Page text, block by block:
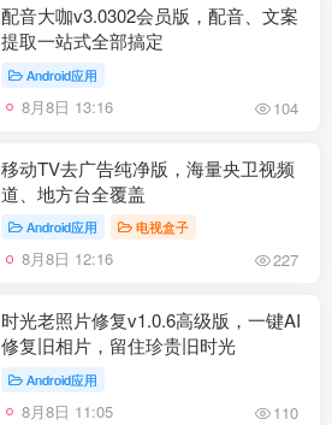
配音大咖v3.0302会员版，配音、文案
提取一站式全部搞定
Android应用
8月8日 13:16 104
移动TV去广告纯净版，海量央卫视频
道、地方台全覆盖
Android应用 电视盒子
8月8日 12:16 227
时光老照片修复v1.0.6高级版，一键AI
修复旧相片，留住珍贵旧时光
Android应用
8月8日 11:05 110